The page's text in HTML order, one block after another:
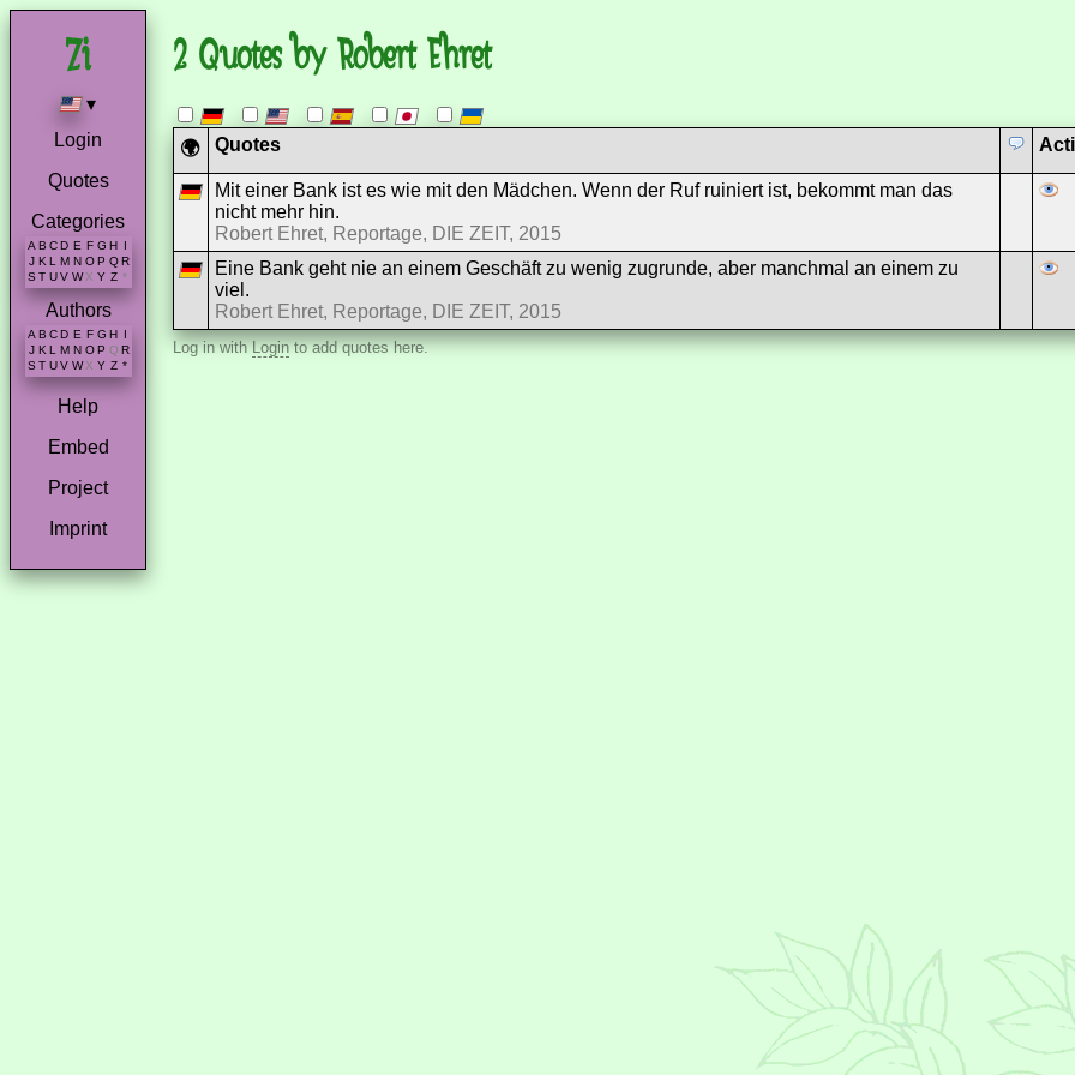
▾
Login
Quotes
Categories
A B C D E F G H I
J K L M N O P Q R
S T U V W X Y Z *
Authors
A B C D E F G H
J K L M N O P Q R
S T U V W X Y Z *
Help
Embed
Project
Imprint
2 Quotes by Robert Ehret
🌍 Quotes
Mit einer Bank ist es wie mit den Mädchen. Wenn der Ruf ruiniert ist, bekommt man das
nicht mehr hin.
Robert Ehret, Reportage, DIE ZEIT, 2015
Eine Bank geht nie an einem Geschäft zu wenig zugrunde, aber manchmal an einem zu
viel.
Robert Ehret, Reportage, DIE ZEIT, 2015
Log in withLoginto add quotes here.